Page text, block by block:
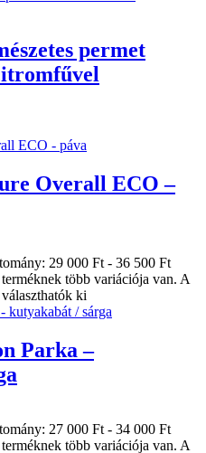
permet
Overall ECO –
29 000 Ft - 36 500 Ft
több variációja van. A
ki
Parka –
27 000 Ft - 34 000 Ft
több variációja van. A